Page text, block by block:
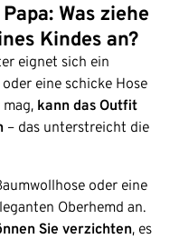
Was ziehe
Kindes an?
eignet sich ein
eine schicke Hose
kann das Outfit
– das unterstreicht die
oder eine
Oberhemd an.
Sie verzichten, es